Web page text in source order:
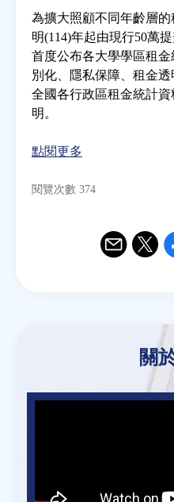
研
房地
電
為擴大照顧不同年齡層
明(114)年起由現行50萬
首度公布各大學學區租
別化、隱私保障、租金
全國各行政區租金統計
明。
點閱更多
閱覽次數 374
關